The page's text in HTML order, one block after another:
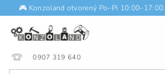
🎮 Konzoland otvorený Po–Pi 10:00–17:00.
0907 319 640